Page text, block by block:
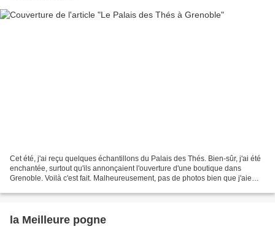
Cet été, j'ai reçu quelques échantillons du Palais des Thés. Bien-sûr, j'ai été
enchantée, surtout qu'ils annonçaient l'ouverture d'une boutique dans
Grenoble. Voilà c'est fait. Malheureusement, pas de photos bien que j'aie
la Meilleure pogne